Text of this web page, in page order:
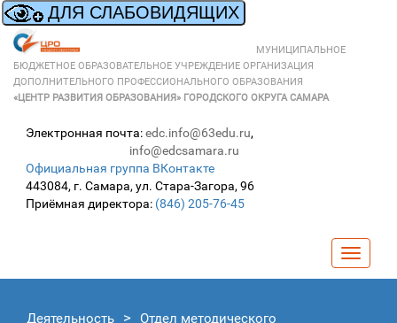
МУНИЦИПАЛЬНОЕ
БЮДЖЕТНОЕ ОБРАЗОВАТЕЛЬНОЕ УЧРЕЖДЕНИЕ ОРГАНИЗАЦИЯ
ДОПОЛНИТЕЛЬНОГО ПРОФЕССИОНАЛЬНОГО ОБРАЗОВАНИЯ
«ЦЕНТР РАЗВИТИЯ ОБРАЗОВАНИЯ» ГОРОДСКОГО ОКРУГА САМАРА
Электронная почта:edc.info@63edu.ru,
info@edcsamara.ru
Официальная группа ВКонтакте
443084, г. Самара, ул. Стара-Загора, 96
Приёмная директора: (846) 205-76-45
Деятельность
Отдел методического